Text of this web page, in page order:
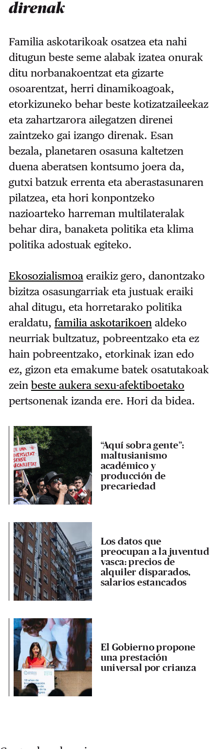
direnak
Familia askotarikoak osatzea eta nahi
ditugun beste seme alabak izatea onurak
ditu norbanakoentzat eta gizarte
osoarentzat, herri dinamikoagoak,
etorkizuneko behar beste kotizatzaileekaz
eta zahartzarora ailegatzen direnei
zaintzeko gai izango direnak. Esan
bezala, planetaren osasuna kaltetzen
duena aberatsen kontsumo joera da,
gutxi batzuk errenta eta aberastasunaren
pilatzea, eta hori konpontzeko
nazioarteko harreman multilateralak
behar dira, banaketa politika eta klima
politika adostuak egiteko.
Ekosozialismoaeraikiz gero, danontzako
bizitza osasungarriak eta justuak eraiki
ahal ditugu, eta horretarako politika
eraldatu, familia askotarikoenaldeko
neurriak bultzatuz, pobreentzako eta ez
hain pobreentzako, etorkinak izan edo
ez, gizon eta emakume batek osatutakoak
zein beste aukera sexu-afektiboetako
pertsonenak izanda ere. Hori da bidea.
“Aquí sobra gente”:
maltusianismo
académico y
producción de
precariedad
Los datos que
preocupan a la juventud
vasca: precios de
alquiler disparados,
salarios estancados
El Gobierno propone
una prestación
universal por crianza